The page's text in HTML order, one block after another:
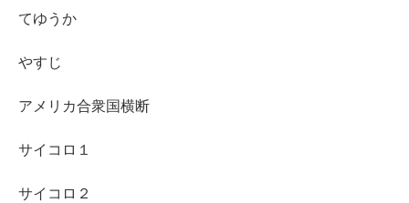
てゆうか
やすじ
アメリカ合衆国横断
サイコロ１
サイコロ２